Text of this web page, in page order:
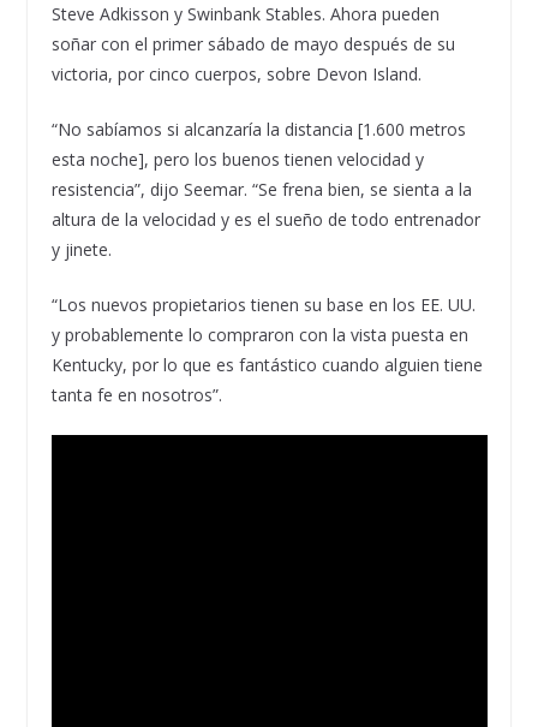
Steve Adkisson y Swinbank Stables. Ahora pueden
soñar con el primer sábado de mayo después de su
victoria, por cinco cuerpos, sobre Devon Island.
“No sabíamos si alcanzaría la distancia [1.600 metros
esta noche], pero los buenos tienen velocidad y
resistencia”, dijo Seemar. “Se frena bien, se sienta a la
altura de la velocidad y es el sueño de todo entrenador
y jinete.
“Los nuevos propietarios tienen su base en los EE. UU.
y probablemente lo compraron con la vista puesta en
Kentucky, por lo que es fantástico cuando alguien tiene
tanta fe en nosotros”.